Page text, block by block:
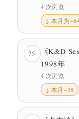
4 次浏览
↓ 本月为
75
《K&D
1998年
4 次浏览
↓ 本月−19